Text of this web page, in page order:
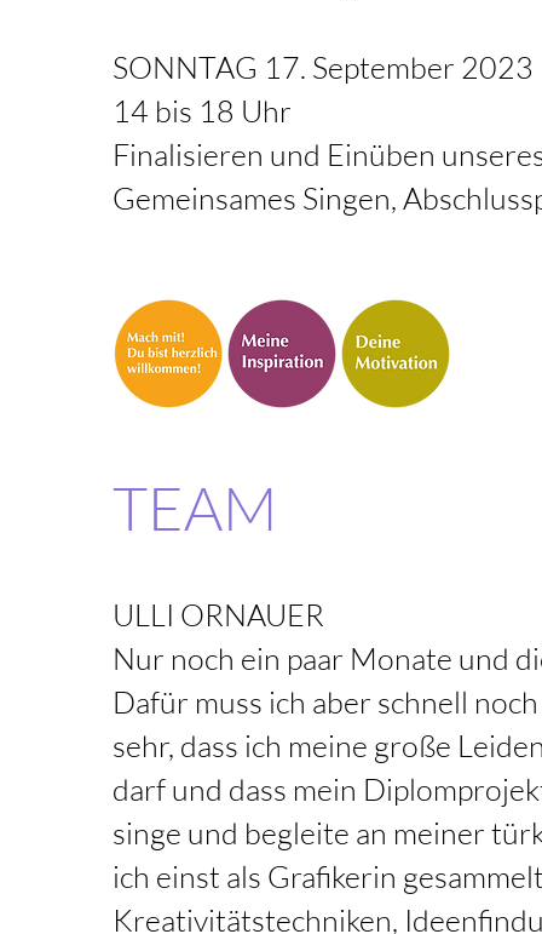
SONNTAG 17. September 2023
14 bis 18 Uhr
Finalisieren und Einüben
Gemeinsames Singen,
TEAM
ULLI ORNAUER
Nur noch ein paar Monate und
Dafür muss ich aber schnell
sehr, dass ich meine große
darf und dass mein
singe und begleite an meiner
ich einst als Grafikerin
Kreativitätstechniken,